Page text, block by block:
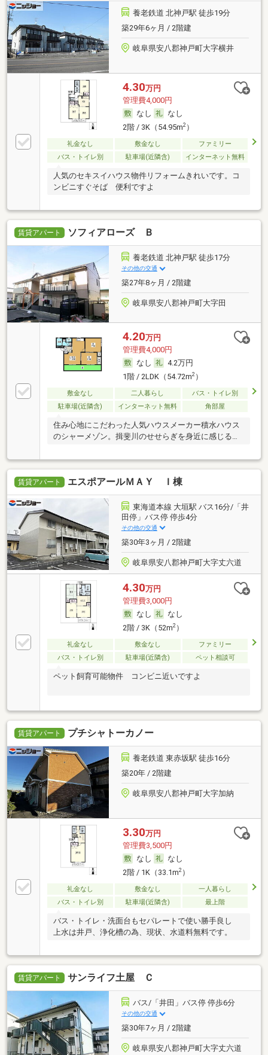
養老鉄道 北神戸駅 徒歩19分
築29年6ヶ月 / 2階建
岐阜県安八郡神戸町大字横井
4.30万円
管理費4,000円
なし
なし
2階 / 3K（54.95m2）
礼金なし 敷金なし
ファミリー
バス・トイレ別
駐車場(近隣含) インターネット無料
人気のセキスイハウス物件リフォームきれいです。コ
ンビニすぐそば 便利ですよ
賃貸アパート ソフィアローズ Ｂ
養老鉄道 北神戸駅 徒歩17分
その他の交通
築27年8ヶ月 / 2階建
岐阜県安八郡神戸町大字田
4.20万円
管理費4,000円
なし
4.2万円
1階 / 2LDK（54.72m2）
敷金なし 二人暮らし
バス・トイレ別
駐車場(近隣含)
インターネット無料 角部屋
住み心地にこだわった人気ハウスメーカー積水ハウス
のシャーメゾン。揖斐川のせせらぎを身近に感じる、
賃貸アパート エスポアールＭＡＹ Ｉ棟
東海道本線 大垣駅 バス16分/「井
田停」バス停 停歩4分
その他の交通
築30年3ヶ月 / 2階建
岐阜県安八郡神戸町大字丈六道
4.30万円
管理費3,000円
なし
なし
2階 / 3K（52m2）
礼金なし 敷金なし
ファミリー
バス・トイレ別
駐車場(近隣含) ペット相談可
ペット飼育可能物件 コンビニ近いですよ
賃貸アパート プチシャトーカノー
養老鉄道 東赤坂駅 徒歩16分
築20年 / 2階建
岐阜県安八郡神戸町大字加納
3.30万円
管理費3,500円
なし
なし
2階 / 1K（33.1m2）
礼金なし 敷金なし
一人暮らし
バス・トイレ別
駐車場(近隣含) 最上階
バス・トイレ・洗面台もセパレートで使い勝手良し
上水は井戸、浄化槽の為、現状、水道料無料です。
賃貸アパート サンライフ土屋 Ｃ
バス/「井田」バス停 停歩6分
その他の交通
築30年7ヶ月 / 2階建
岐阜県安八郡神戸町大字丈六道